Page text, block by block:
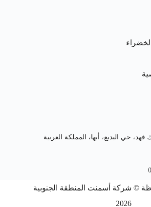
حي البديع، أبها، المملكة العربية
© شركة أسمنت المنطقة الجنوبية
2026